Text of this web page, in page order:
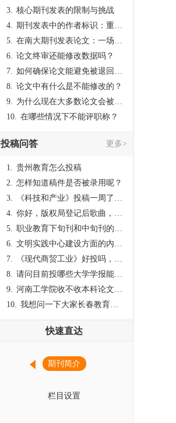
3. 核心期刊发表的限制与挑战
4. 期刊发表中的作者标识：重要性与实践
5. 在南大期刊发表论文：一场知识探索与学术成就的旅程
6. 论文终审还能修改数据吗？
7. 如何确保论文能避免被退回：关键条件与策略
8. 论文中有什么是不能修改的？
9. 为什么现在大多数论文会被评判为AI撰写？（深度剖析查重机制下的困境与出路）
10. 在哪些情况下不能评职称？
投稿问答 更多>
1. 贵州教育怎么投稿
2. 怎样知道稿件是否被录用呢？
3.
《科技和产业》投稿一周了仍是“已发回执”状态，这是什么意思？什么时候外审？
4. 你好，版权局登记后歌曲，这里能否发表
5. 职业教育下旬刊和中旬刊的国内刊号一样，他们有什么区别，两本刊物都是真的吗？
6. 文明实践中心建设方面的内容适合那种期刊
7.
《现代商贸工业》好投吗，版面费多少？
8. 请问目前投哪些大学学报能较快出刊啊
9. 河南工学院收不收本科论文呀？
10. 我想问一下大家长春教育学院学报是本科学报吗？
快速直达
期刊简介
栏目设置